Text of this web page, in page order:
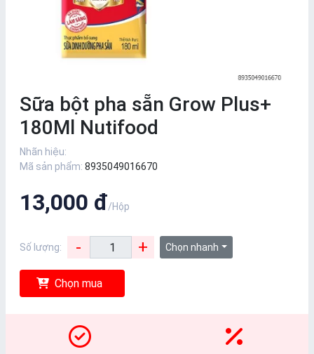
Sữa bột pha sẵn Grow Plus+
180Ml Nutifood
Nhãn hiệu:
Mã sản phẩm: 8935049016670
13,000 đ/Hộp
Số lượng: - + Chọn nhanh
Chọn mua